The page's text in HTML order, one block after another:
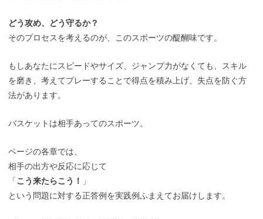
どう攻め、どう守るか？
そのプロセスを考えるのが、このスポーツの醍醐味です。
もしあなたにスピードやサイズ、ジャンプ力がなくても、スキル
を磨き、考えてプレーすることで得点を積み上げ、失点を防ぐ方
法があります。
バスケットは相手あってのスポーツ。
ページの各章では、
相手の出方や反応に応じて
「こう来たらこう！
」
という問題に対する正答例を実践例ふまえてお届けします。